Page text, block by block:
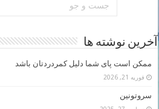
آخرین نوشته ها
ممکن است پای شما دلیل کمردردتان باشد
فوریه 21, 2026
سروتونین